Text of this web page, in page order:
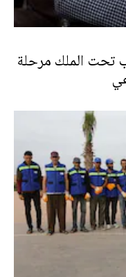
تحت الملك مرحلة